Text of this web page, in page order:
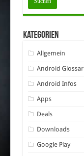
Kategorien
Allgemein
Android Glossar
Android Infos
Apps
Deals
Downloads
Google Play